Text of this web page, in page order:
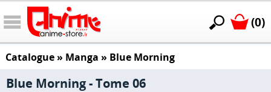
(0)
Catalogue» Manga » Blue Morning
Blue Morning - Tome 06